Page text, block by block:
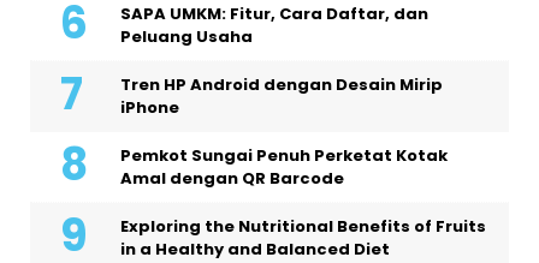
SAPA UMKM: Fitur, Cara Daftar, dan
Peluang Usaha
Tren HP Android dengan Desain Mirip
iPhone
Pemkot Sungai Penuh Perketat Kotak
Amal dengan QR Barcode
Exploring the Nutritional Benefits of Fruits
in a Healthy and Balanced Diet